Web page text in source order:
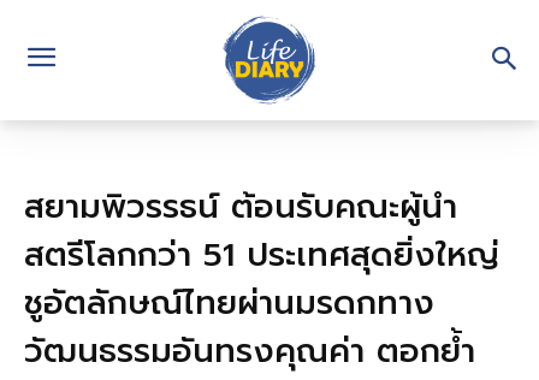
สยามพิวรรธน์ ต้อนรับคณะผู้นำ
สตรีโลกกว่า 51 ประเทศสุดยิ่งใหญ่
ชูอัตลักษณ์ไทยผ่านมรดกทาง
วัฒนธรรมอันทรงคุณค่า ตอกย้ำ